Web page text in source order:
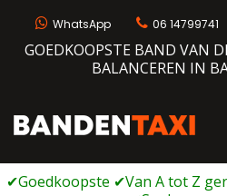
WhatsApp 06 14799741
GOEDKOOPSTE BAND VAN
BALANCEREN IN